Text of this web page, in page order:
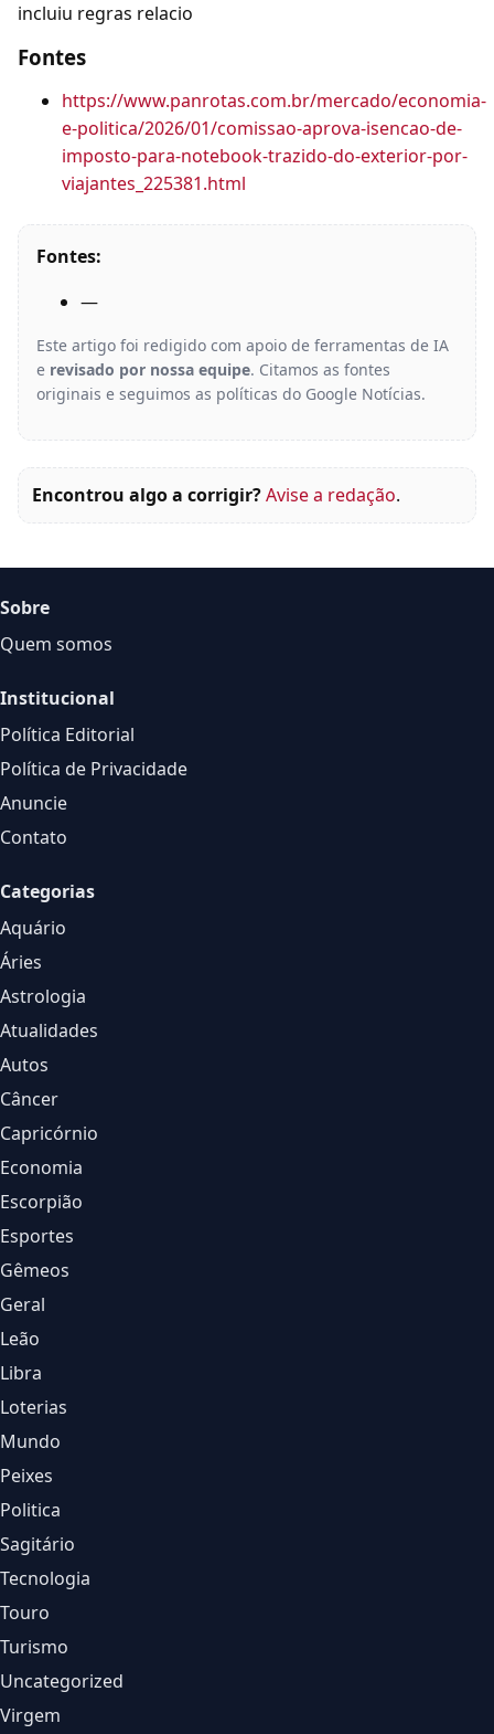
incluiu regras relacio
Fontes
https://www.panrotas.com.br/mercado/economia-
e-politica/2026/01/comissao-aprova-isencao-de-
imposto-para-notebook-trazido-do-exterior-por-
viajantes_225381.html
Fontes:
—
Este artigo foi redigido com apoio de ferramentas de IA
e revisado por nossa equipe. Citamos as fontes
originais e seguimos as políticas do Google Notícias.
Encontrou algo a corrigir?Avise a redação.
Sobre
Quem somos
Institucional
Política Editorial
Política de Privacidade
Anuncie
Contato
Categorias
Aquário
Áries
Astrologia
Atualidades
Autos
Câncer
Capricórnio
Economia
Escorpião
Esportes
Gêmeos
Geral
Leão
Libra
Loterias
Mundo
Peixes
Politica
Sagitário
Tecnologia
Touro
Turismo
Uncategorized
Virgem